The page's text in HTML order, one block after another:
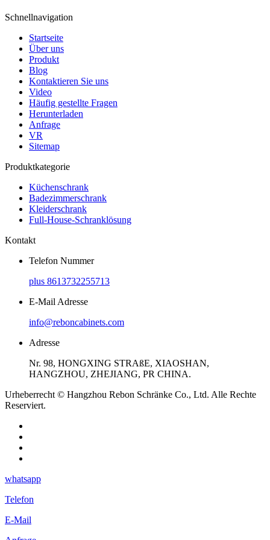
Schnellnavigation
Startseite
Über uns
Produkt
Blog
Kontaktieren Sie uns
Video
Häufig gestellte Fragen
Herunterladen
Anfrage
VR
Sitemap
Produktkategorie
Küchenschrank
Badezimmerschrank
Kleiderschrank
Full-House-Schranklösung
Kontakt
Telefon Nummer
plus 8613732255713
E-Mail Adresse
info@reboncabinets.com
Adresse
Nr. 98, HONGXING STRAßE, XIAOSHAN,
HANGZHOU, ZHEJIANG, PR CHINA.
Urheberrecht © Hangzhou Rebon Schränke Co., Ltd. Alle Rechte
Reserviert.
whatsapp
Telefon
E-Mail